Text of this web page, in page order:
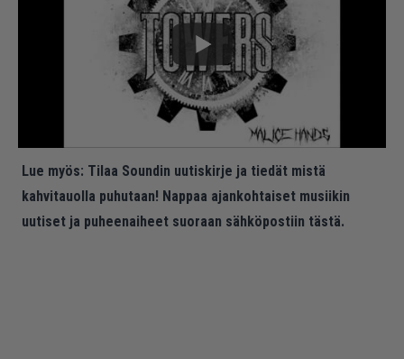
Lue myös: Tilaa Soundin uutiskirje ja tiedät mistä
kahvitauolla puhutaan! Nappaa ajankohtaiset musiikin
uutiset ja puheenaiheet suoraan sähköpostiin tästä.